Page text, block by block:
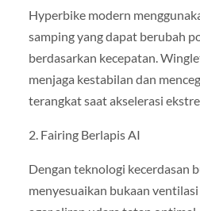
Hyperbike modern
samping yang dapat berubah
berdasarkan kecepatan.
menjaga kestabilan dan
terangkat saat akselerasi
2. Fairing Berlapis AI
Dengan teknologi kecerdasan
menyesuaikan bukaan